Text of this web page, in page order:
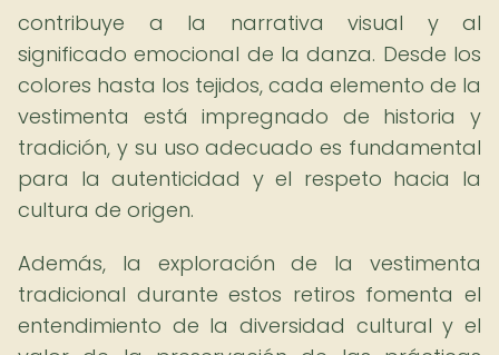
contribuye a la narrativa visual y al
significado emocional de la danza. Desde los
colores hasta los tejidos, cada elemento de la
vestimenta está impregnado de historia y
tradición, y su uso adecuado es fundamental
para la autenticidad y el respeto hacia la
cultura de origen.
Además, la exploración de la vestimenta
tradicional durante estos retiros fomenta el
entendimiento de la diversidad cultural y el